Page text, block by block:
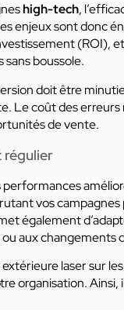
high-tech,
enjeux sont donc
(ROI),
boussole.
doit être
Le coût des
de vente.
régulier
vos
également
aux changements
laser sur
organisation.